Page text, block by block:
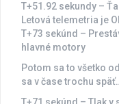
T+51.92 sekundy –
Letová telemetria je
T+73 sekúnd –
hlavné motory
Potom sa to všetko
sa v čase trochu